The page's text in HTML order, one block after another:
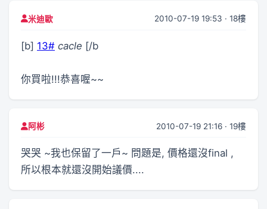
米迪歐 2010-07-19 19:53 · 18樓
[b] 13# cacle [/b
你買啦!!!恭喜喔~~
阿彬 2010-07-19 21:16 · 19樓
哭哭 ~我也保留了一戶~ 問題是, 價格還沒final ,
所以根本就還沒開始議價....